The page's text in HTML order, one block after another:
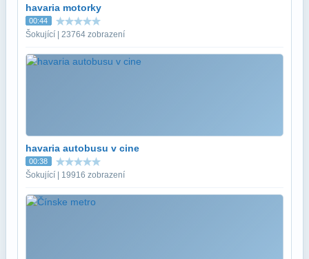
havaria motorky
00:44
Šokující | 23764 zobrazení
havaria autobusu v cine
00:38
Šokující | 19916 zobrazení